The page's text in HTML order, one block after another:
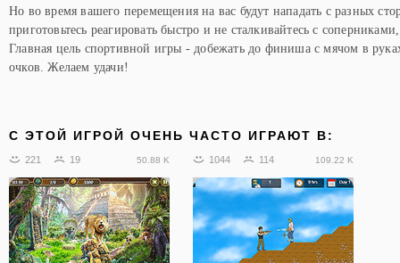
Но во время вашего перемещения на вас будут нападать с разных
приготовьтесь реагировать быстро и не сталкивайтесь с
Главная цель спортивной игры - добежать до финиша с мячом в
очков. Желаем удачи!
C ЭТОЙ ИГРОЙ ОЧЕНЬ ЧАСТО ИГРАЮТ В:
221 19 50.88 K 1044 114 109.22 K